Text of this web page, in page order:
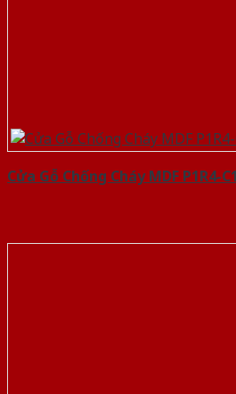
Cửa Gỗ Chống Cháy MDF P1R4-